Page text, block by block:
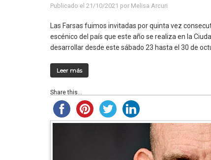
Publicado el 21/10/2021 por Melisa Arcuri
Las Farsas fuimos invitadas por quinta vez
escénico del país que este año se realiza en la
desarrollar desde este sábado 23 hasta el 30 de
Leer más
Share this...